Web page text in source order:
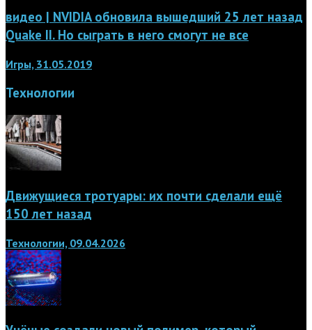
видео | NVIDIA обновила вышедший 25 лет назад
Quake II. Но сыграть в него смогут не все
Игры, 31.05.2019
Технологии
Движущиеся тротуары: их почти сделали ещё
150 лет назад
Технологии, 09.04.2026